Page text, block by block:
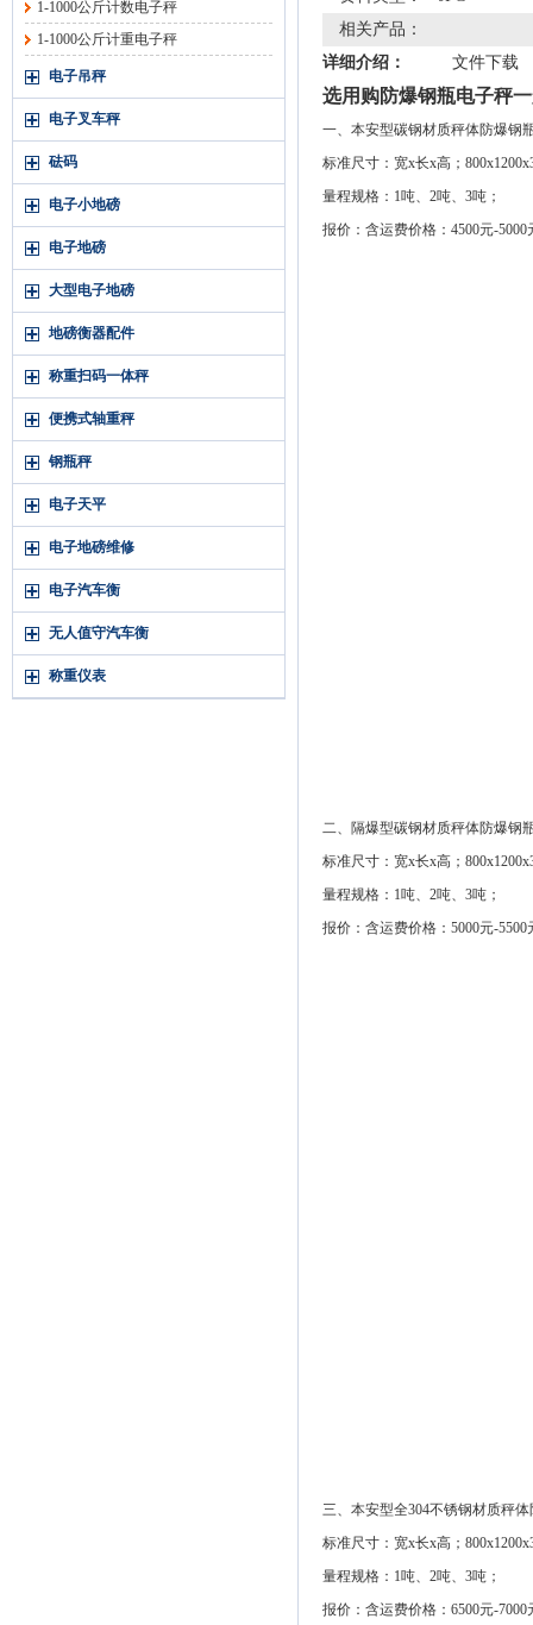
1-1000公斤计数电子秤
1-1000公斤计重电子秤
电子吊秤
电子叉车秤
砝码
电子小地磅
电子地磅
大型电子地磅
地磅衡器配件
称重扫码一体秤
便携式轴重秤
钢瓶秤
电子天平
电子地磅维修
电子汽车衡
无人值守汽车衡
称重仪表
相关产品：
详细介绍：
文件下载
选用购防爆钢瓶电子秤
一、本安型碳钢材质秤体防爆钢
标准尺寸：宽x长x高；
量程规格：1吨、2吨、3吨；
报价：含运费价格：4500元-5000
二、隔爆型碳钢材质秤体防爆钢
标准尺寸：宽x长x高；
量程规格：1吨、2吨、3吨；
报价：含运费价格：5000元-5500
三、本安型全304不锈钢材质秤
标准尺寸：宽x长x高；
量程规格：1吨、2吨、3吨；
报价：含运费价格：6500元-7000